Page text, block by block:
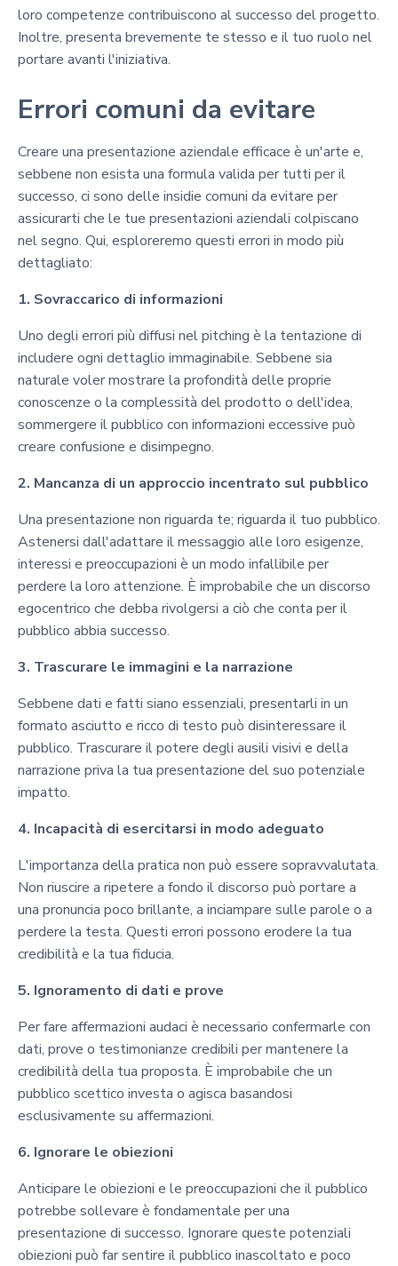
loro competenze contribuiscono al successo del progetto.
Inoltre, presenta brevemente te stesso e il tuo ruolo nel
portare avanti l'iniziativa.
Errori comuni da evitare
Creare una presentazione aziendale efficace è un'arte e,
sebbene non esista una formula valida per tutti per il
successo, ci sono delle insidie comuni da evitare per
assicurarti che le tue presentazioni aziendali colpiscano
nel segno. Qui, esploreremo questi errori in modo più
dettagliato:
1. Sovraccarico di informazioni
Uno degli errori più diffusi nel pitching è la tentazione di
includere ogni dettaglio immaginabile. Sebbene sia
naturale voler mostrare la profondità delle proprie
conoscenze o la complessità del prodotto o dell'idea,
sommergere il pubblico con informazioni eccessive può
creare confusione e disimpegno.
2. Mancanza di un approccio incentrato sul pubblico
Una presentazione non riguarda te; riguarda il tuo pubblico.
Astenersi dall'adattare il messaggio alle loro esigenze,
interessi e preoccupazioni è un modo infallibile per
perdere la loro attenzione. È improbabile che un discorso
egocentrico che debba rivolgersi a ciò che conta per il
pubblico abbia successo.
3. Trascurare le immagini e la narrazione
Sebbene dati e fatti siano essenziali, presentarli in un
formato asciutto e ricco di testo può disinteressare il
pubblico. Trascurare il potere degli ausili visivi e della
narrazione priva la tua presentazione del suo potenziale
impatto.
4. Incapacità di esercitarsi in modo adeguato
L'importanza della pratica non può essere sopravvalutata.
Non riuscire a ripetere a fondo il discorso può portare a
una pronuncia poco brillante, a inciampare sulle parole o a
perdere la testa. Questi errori possono erodere la tua
credibilità e la tua fiducia.
5. Ignoramento di dati e prove
Per fare affermazioni audaci è necessario confermarle con
dati, prove o testimonianze credibili per mantenere la
credibilità della tua proposta. È improbabile che un
pubblico scettico investa o agisca basandosi
esclusivamente su affermazioni.
6. Ignorare le obiezioni
Anticipare le obiezioni e le preoccupazioni che il pubblico
potrebbe sollevare è fondamentale per una
presentazione di successo. Ignorare queste potenziali
obiezioni può far sentire il pubblico inascoltato e poco